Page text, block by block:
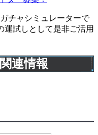
チャシミュレーターで
運試しとして是非ご活用
連情報